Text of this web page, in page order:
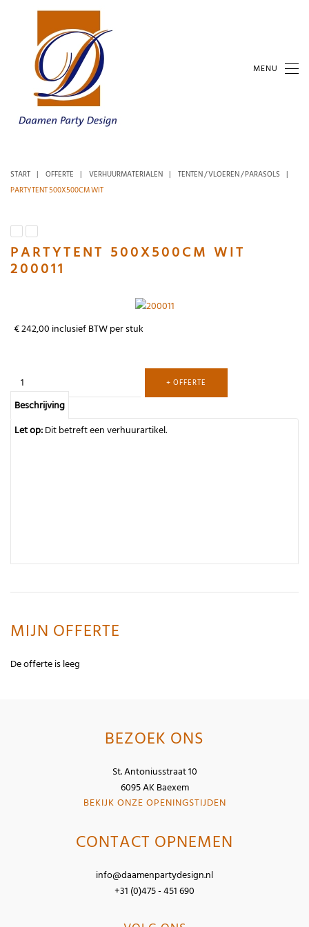
MENU
START OFFERTE VERHUURMATERIALEN
TENTEN / VLOEREN / PARASOLS
PARTYTENT 500X500CM WIT
PARTYTENT 500X500CM WIT
200011
€ 242,00 inclusief BTW per stuk
+ OFFERTE
Beschrijving
Let op:Dit betreft een verhuurartikel.
MIJN OFFERTE
De offerte is leeg
BEZOEK ONS
St. Antoniusstraat 10
6095 AK Baexem
BEKIJK ONZE OPENINGSTIJDEN
CONTACT OPNEMEN
info@daamenpartydesign.nl
+31 (0)475 - 451 690